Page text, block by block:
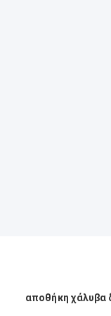
αποθήκη χάλυβα